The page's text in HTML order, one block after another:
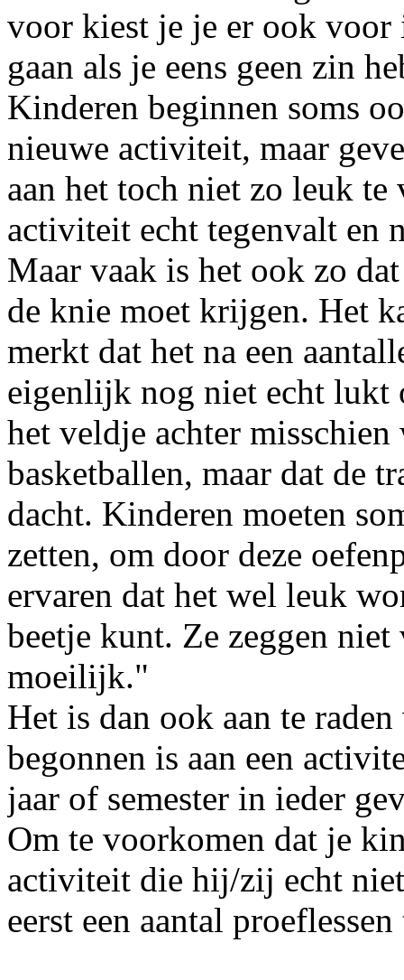
voor kiest je je er ook voor
gaan als je eens geen zin
Kinderen beginnen soms
nieuwe activiteit, maar
aan het toch niet zo leuk
activiteit echt tegenvalt en
Maar vaak is het ook zo
de knie moet krijgen. Het
merkt dat het na een
eigenlijk nog niet echt lukt
het veldje achter
basketballen, maar dat de
dacht. Kinderen moeten
zetten, om door deze
ervaren dat het wel leuk
beetje kunt. Ze zeggen
moeilijk."
Het is dan ook aan te
begonnen is aan een
jaar of semester in ieder
Om te voorkomen dat je
activiteit die hij/zij echt
eerst een aantal